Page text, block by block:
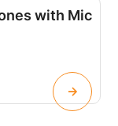
with Mic